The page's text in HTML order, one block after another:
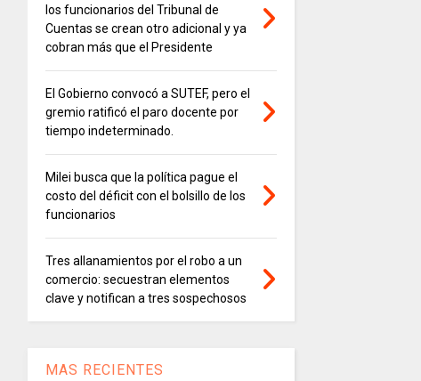
los funcionarios del Tribunal de
Cuentas se crean otro adicional y ya
cobran más que el Presidente
El Gobierno convocó a SUTEF, pero el
gremio ratificó el paro docente por
tiempo indeterminado.
Milei busca que la política pague el
costo del déficit con el bolsillo de los
funcionarios
Tres allanamientos por el robo a un
comercio: secuestran elementos
clave y notifican a tres sospechosos
MAS RECIENTES